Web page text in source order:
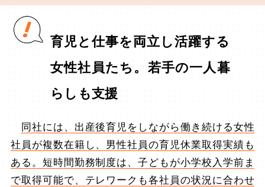
育児と仕事を両立し活躍する
女性社員たち。若手の一人暮
らしも支援
同社には、出産後育児をしながら働き続ける女性
社員が複数在籍し、男性社員の育児休業取得実績も
ある。短時間勤務制度は、子どもが小学校入学前ま
で取得可能で、テレワークも各社員の状況に合わせ